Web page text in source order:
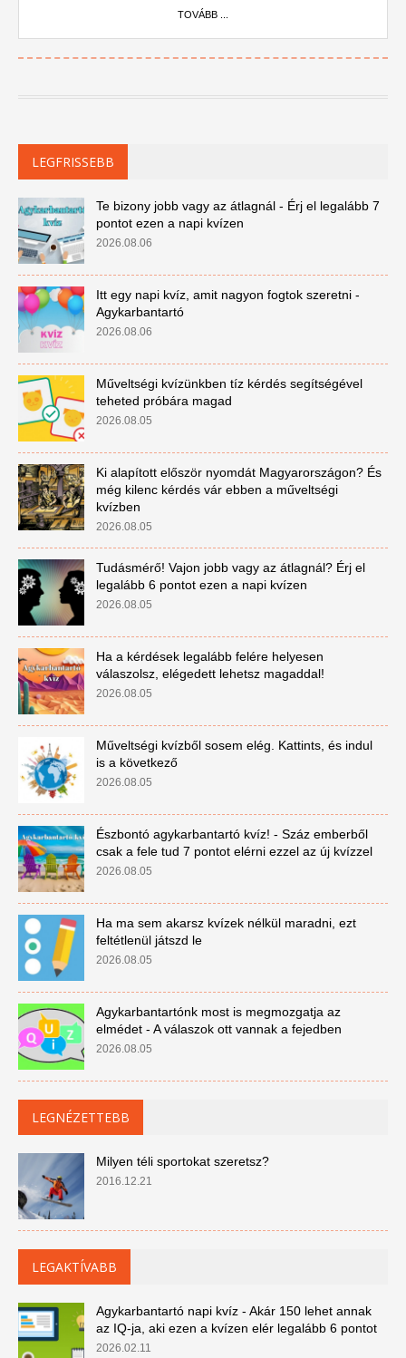
TOVÁBB ...
LEGFRISSEBB
Te bizony jobb vagy az átlagnál - Érj el legalább 7
pontot ezen a napi kvízen
2026.08.06
Itt egy napi kvíz, amit nagyon fogtok szeretni -
Agykarbantartó
2026.08.06
Műveltségi kvízünkben tíz kérdés segítségével
teheted próbára magad
2026.08.05
Ki alapított először nyomdát Magyarországon? És
még kilenc kérdés vár ebben a műveltségi
kvízben
2026.08.05
Tudásmérő! Vajon jobb vagy az átlagnál? Érj el
legalább 6 pontot ezen a napi kvízen
2026.08.05
Ha a kérdések legalább felére helyesen
válaszolsz, elégedett lehetsz magaddal!
2026.08.05
Műveltségi kvízből sosem elég. Kattints, és indul
is a következő
2026.08.05
Észbontó agykarbantartó kvíz! - Száz emberből
csak a fele tud 7 pontot elérni ezzel az új kvízzel
2026.08.05
Ha ma sem akarsz kvízek nélkül maradni, ezt
feltétlenül játszd le
2026.08.05
Agykarbantartónk most is megmozgatja az
elmédet - A válaszok ott vannak a fejedben
2026.08.05
LEGNÉZETTEBB
Milyen téli sportokat szeretsz?
2016.12.21
LEGAKTÍVABB
Agykarbantartó napi kvíz - Akár 150 lehet annak
az IQ-ja, aki ezen a kvízen elér legalább 6 pontot
2026.02.11